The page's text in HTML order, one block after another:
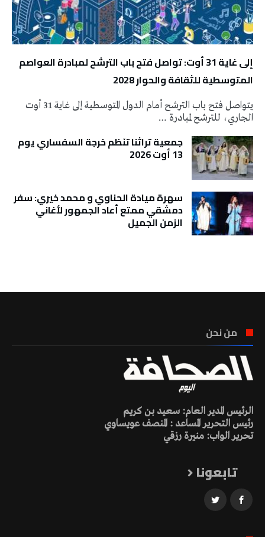
إلى غاية 31 أوت: تواصل فتح باب الترشح لمبادرة العواصم
المتوسطية للثقافة والحوار 2028
يتواصل فتح باب الترشح أمام الدول المتوسطية إلى غاية 31 أوت
الجاري، للترشح لمبادرة …
جمعية تراثنا تنَظم خرجة السفساري يوم
13 أوت 2026
سهرة ميادة الحناوي و محمد خيري: سفر
دمشقي ممتع أعاد الجمهور لأغاني
الزمن الجميل
من نحن
الرئيس المدير العام: سعيد بن كريم
رئيس التحرير المساعد : المنصف عويساوي
تحرير الواب: منيرة رزقي
تابعونا